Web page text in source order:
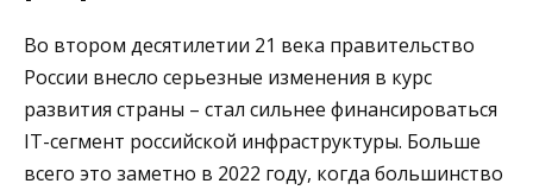
Во втором десятилетии 21 века правительство
России внесло серьезные изменения в курс
развития страны – стал сильнее финансироваться
IT-сегмент российской инфраструктуры. Больше
всего это заметно в 2022 году, когда большинство